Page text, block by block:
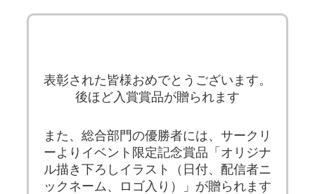
表彰された皆様おめでとうございます。
後ほど入賞賞品が贈られます
また、総合部門の優勝者には、サークリ
ーよりイベント限定記念賞品「オリジナ
ル描き下ろしイラスト（日付、配信者ニ
ックネーム、ロゴ入り）」が贈られます